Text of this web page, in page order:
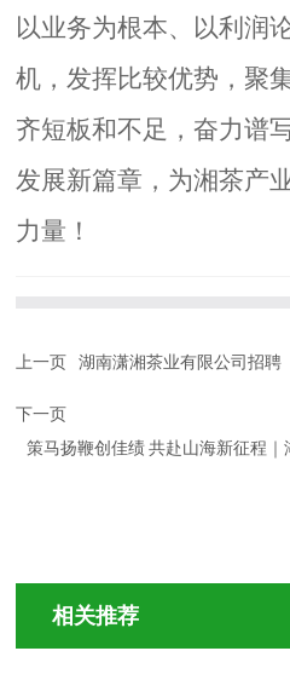
以业务为根本、以利润
机，发挥比较优势，聚
齐短板和不足，奋力谱
发展新篇章，为湘茶产
力量！
上一页 湖南潇湘茶业有限公司招聘
下一页
策马扬鞭创佳绩 共赴山海新征程
相关推荐